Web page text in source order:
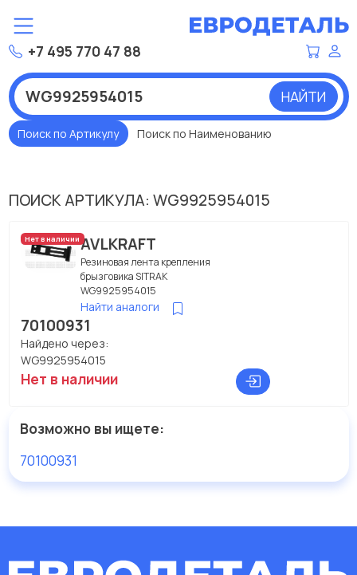
+7 495 770 47 88
НАЙТИ
Поиск по Артикулу Поиск по Наименованию
ПОИСК АРТИКУЛА: WG9925954015
Нет в наличииAVLKRAFT
Резиновая лента крепления
брызговика SITRAK
WG9925954015
Найти аналоги
70100931
Найдено через:
WG9925954015
Нет в наличии
Возможно вы ищете:
70100931